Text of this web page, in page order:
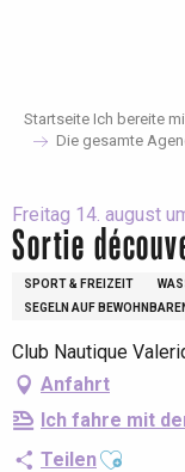
Startseite Ich bereite
Die gesamte
Freitag 14. august
Sortie
SPORT & FREIZEIT
SEGELN AUF
Club Nautique
Anfahrt
Ich fahre mit
TeilenAjouter